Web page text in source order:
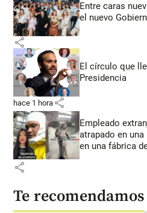
Entre caras
el nuevo
share
El círculo que
Presidencia
hace 1 hora share
Empleado
atrapado en
en una fábrica
share
Te recomendamos